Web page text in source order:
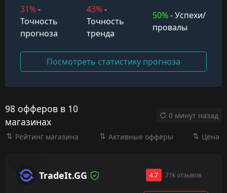
31%-
Точность
прогноза
43%-
Точность
тренда
50%- Успехи/
провалы
Посмотреть статистику прогноза
98 офферов в 10
магазинах
0 минут назад
Рейтинг магазина Активные офферы Цена
TradeIt.GG 4.7 21k отзывов